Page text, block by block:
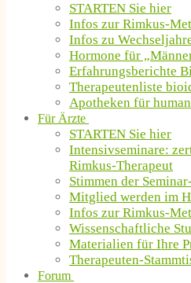
STARTEN Sie hier
Infos zur Rimkus-
Infos zu
Hormone für
Erfahrungsberichte
Therapeutenliste
Apotheken für
Für Ärzte
STARTEN Sie hier
Intensivseminare:
Rimkus-Therapeut
Stimmen der
Mitglied werden im
Infos zur Rimkus-
Wissenschaftliche
Materialien für Ihre
Therapeuten-
Forum